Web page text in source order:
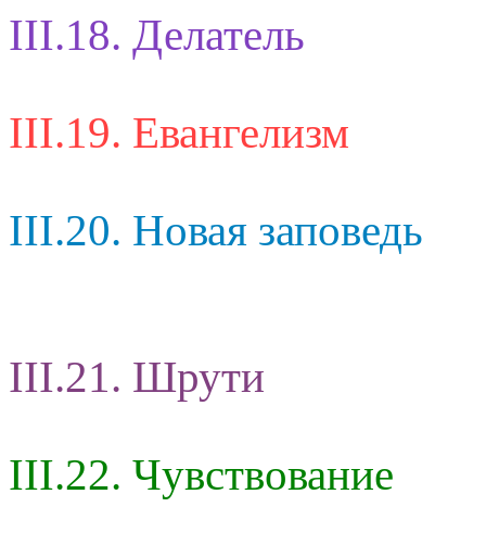
III.18. Делатель
III.19. Евангелизм
III.20. Новая заповедь
III.21. Шрути
III.22. Чувствование